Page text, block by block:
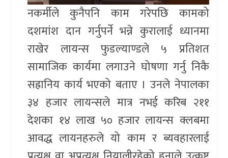
नकर्मीले कुनैपनि काम गरेपछि कामको
दशमांश दान गर्नुपर्ने भन्ने कुरालाई ध्यानमा
राखेर लायन्स फुडल्याण्डले ५ प्रतिशत
सामाजिक कार्यमा लगाउने घोषणा गर्नु निकै
सह्रानिय कार्य भएको बताए । उनले नेपालका
३४ हजार लायन्सले मात्र नभई करिब २११
देशका १४ लाख ५० हजार लायन्स क्लबमा
आवद्ध लायनहरुले यो काम र ब्यवहारलाई